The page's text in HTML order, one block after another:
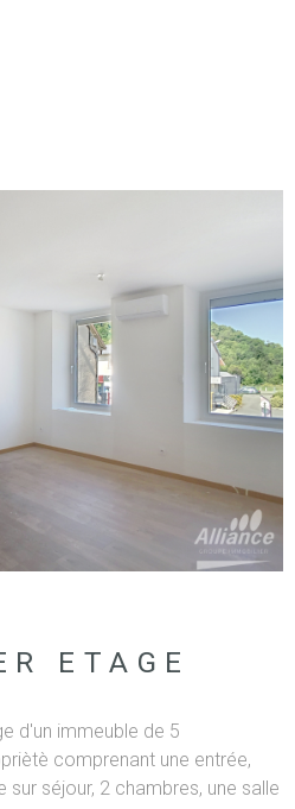
ETAGE
d'un immeuble de 5
comprenant une entrée,
sur séjour, 2 chambres, une salle
LE BIEN